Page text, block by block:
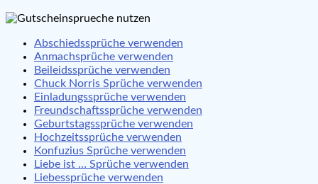
Abschiedssprüche verwenden
Anmachsprüche verwenden
Beileidssprüche verwenden
Chuck Norris Sprüche verwenden
Einladungssprüche verwenden
Freundschaftssprüche verwenden
Geburtstagssprüche verwenden
Hochzeitssprüche verwenden
Konfuzius Sprüche verwenden
Liebe ist … Sprüche verwenden
Liebessprüche verwenden